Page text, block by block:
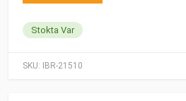
SKU: IBR-21510
Stokta Var